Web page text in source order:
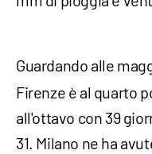
Guardando alle
Firenze è al quarto
all'ottavo con 39
31. Milano ne ha